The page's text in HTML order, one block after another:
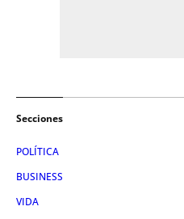
Secciones
POLÍTICA
BUSINESS
VIDA